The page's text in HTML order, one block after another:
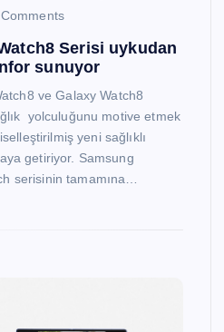
Serisi uykudan
sunuyor
ve Galaxy Watch8
yolculuğunu motive etmek
yeni sağlıklı
getiriyor. Samsung
serisinin tamamına…